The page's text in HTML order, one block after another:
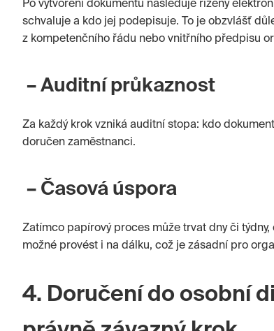
Po vytvoření dokumentu následuje řízený
schvaluje a kdo jej podepisuje. To je obzvlášť
z kompetenčního řádu nebo vnitřního předpisu
– Auditní průkaznost
Za každý krok vzniká auditní stopa: kdo
doručen zaměstnanci.
– Časová úspora
Zatímco papírový proces může trvat dny či
možné provést i na dálku, což je zásadní pro
4. Doručení do osobní